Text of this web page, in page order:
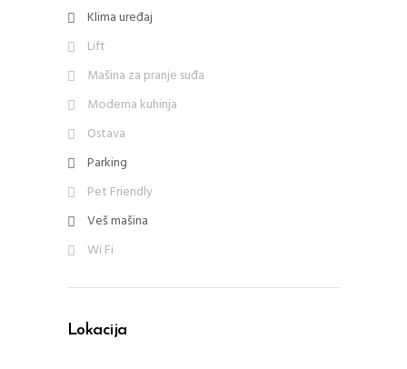
Klima uređaj
Lift
Mašina za pranje suđa
Moderna kuhinja
Ostava
Parking
Pet Friendly
Veš mašina
Wi Fi
Lokacija